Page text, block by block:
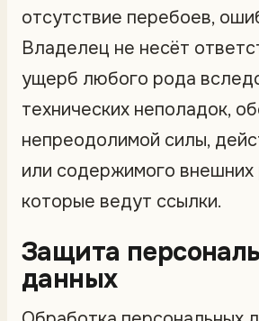
отсутствие перебоев,
Владелец не несёт
ущерб любого рода
технических неполадок,
непреодолимой силы,
или содержимого внешних
которые ведут ссылки.
Защита
данных